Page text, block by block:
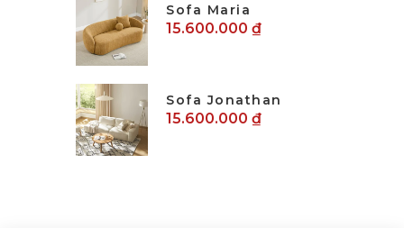
Sofa Maria
15.600.000 ₫
Sofa Jonathan
15.600.000 ₫